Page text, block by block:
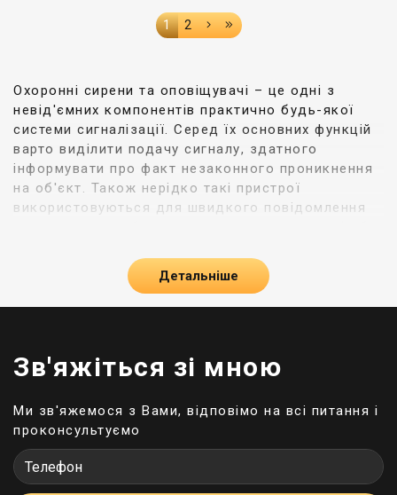
1 2
Охоронні сирени та оповіщувачі – це одні з
невід'ємних компонентів практично будь-якої
системи сигналізації. Серед їх основних функцій
варто виділити подачу сигналу, здатного
інформувати про факт незаконного проникнення
на об'єкт. Також нерідко такі пристрої
використовуються для швидкого повідомлення
використанням охоронних сирен та оповіщувачів
можна відлякати зловмисника, а також запобігти
крадіжці та пошкодженню майна.
Існуючі види сирен
Якщо ви зібралися купити оповіщувач або сирену
в нашому інтернет-магазині, необхідно врахувати
той факт, що в каталозі товарів сайту є безліч
різних пристроїв. Вони значною мірою
відрізняються між собою за багатьма
Детальніше
Зв'яжіться зі мною
Ми зв'яжемося з Вами, відповімо на всі питання і
проконсультуємо